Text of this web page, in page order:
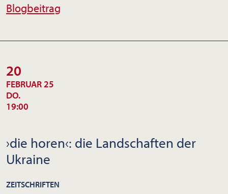
Blogbeitrag
20
FEBRUAR 25
DO.
19:00
›die horen‹: die Landschaften der
Ukraine
ZEITSCHRIFTEN